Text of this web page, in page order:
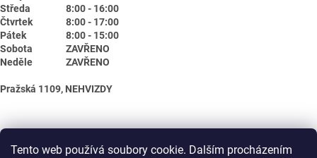
Tento web používá soubory cookie. Dalším procházením
Středa
8:00 - 16:00
Čtvrtek
8:00 - 17:00
Pátek
8:00 - 15:00
Sobota
ZAVŘENO
Neděle
ZAVŘENO
Pražská 1109, NEHVIZDY